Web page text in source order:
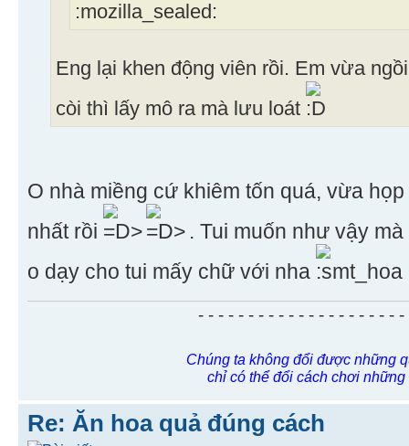
Eng lại khen động viên rồi. Em vừa
còi thì lấy mô ra mà lưu loát
O nhà miềng cứ khiêm tốn quá, vừa
nhất rồi
. Tui muốn như vậy
o dạy cho tui mấy chữ với nha
- - - - - - - - - - - - - - - - - - - -
Chúng ta không đổi được những
chỉ có thể đổi cách chơi
Re: Ăn hoa quả đúng cách